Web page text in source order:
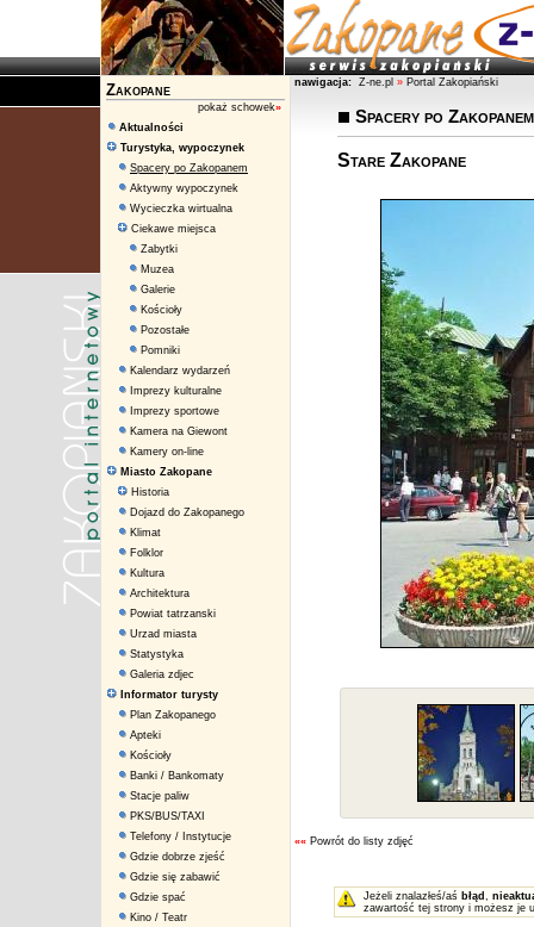
Zakopane
pokaż schowek»
Aktualności
Turystyka, wypoczynek
Spacery po Zakopanem
Aktywny wypoczynek
Wycieczka wirtualna
Ciekawe miejsca
Zabytki
Muzea
Galerie
Kościoły
Pozostałe
Pomniki
Kalendarz wydarzeń
Imprezy kulturalne
Imprezy sportowe
Kamera na Giewont
Kamery on-line
Miasto Zakopane
Historia
Dojazd do Zakopanego
Klimat
Folklor
Kultura
Architektura
Powiat tatrzanski
Urzad miasta
Statystyka
Galeria zdjec
Informator turysty
Plan Zakopanego
Apteki
Kościoły
Banki / Bankomaty
Stacje paliw
PKS/BUS/TAXI
Telefony / Instytucje
Gdzie dobrze zjeść
Gdzie się zabawić
Gdzie spać
Kino / Teatr
nawigacja: Z-ne.pl » Portal Zakopiański
Spacery po Zakopanem
Stare Zakopane
«« Powrót do listy zdjęć
Jeżeli znalazłeś/aś błąd ,
zawartość tej strony i możesz je